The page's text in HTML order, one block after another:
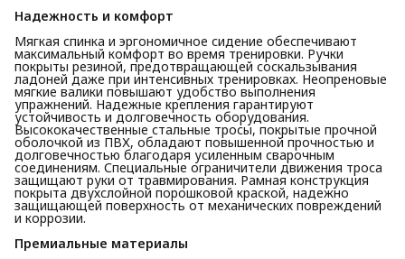
Надежность и комфорт
Мягкая спинка и эргономичное сидение обеспечивают
максимальный комфорт во время тренировки. Ручки
покрыты резиной, предотвращающей соскальзывания
ладоней даже при интенсивных тренировках. Неопреновые
мягкие валики повышают удобство выполнения
упражнений. Надежные крепления гарантируют
устойчивость и долговечность оборудования.
Высококачественные стальные тросы, покрытые прочной
оболочкой из ПВХ, обладают повышенной прочностью и
долговечностью благодаря усиленным сварочным
соединениям. Специальные ограничители движения троса
защищают руки от травмирования. Рамная конструкция
покрыта двухслойной порошковой краской, надежно
защищающей поверхность от механических повреждений
и коррозии.
Премиальные материалы